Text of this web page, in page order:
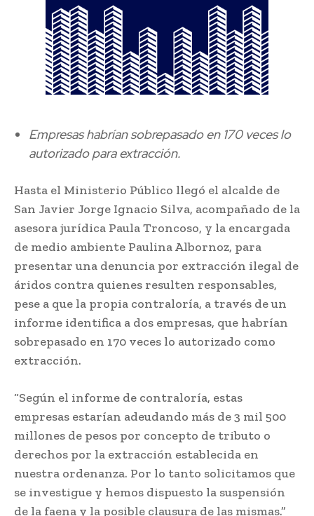
Empresas habrían sobrepasado en 170 veces lo
autorizado para extracción.
Hasta el Ministerio Público llegó el alcalde de
San Javier Jorge Ignacio Silva, acompañado de la
asesora jurídica Paula Troncoso, y la encargada
de medio ambiente Paulina Albornoz, para
presentar una denuncia por extracción ilegal de
áridos contra quienes resulten responsables,
pese a que la propia contraloría, a través de un
informe identifica a dos empresas, que habrían
sobrepasado en 170 veces lo autorizado como
extracción.
“Según el informe de contraloría, estas
empresas estarían adeudando más de 3 mil 500
millones de pesos por concepto de tributo o
derechos por la extracción establecida en
nuestra ordenanza. Por lo tanto solicitamos que
se investigue y hemos dispuesto la suspensión
de la faena y la posible clausura de las mismas.”